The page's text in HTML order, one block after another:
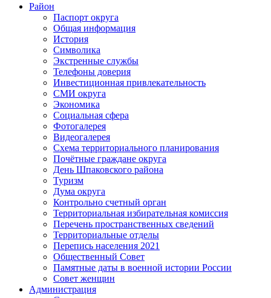
Район
Паспорт округа
Общая информация
История
Символика
Экстренные службы
Телефоны доверия
Инвестиционная привлекательность
СМИ округа
Экономика
Социальная сфера
Фотогалерея
Видеогалерея
Схема территориального планирования
Почётные граждане округа
День Шпаковского района
Туризм
Дума округа
Контрольно счетный орган
Территориальная избирательная комиссия
Перечень пространственных сведений
Территориальные отделы
Перепись населения 2021
Общественный Совет
Памятные даты в военной истории России
Совет женщин
Администрация